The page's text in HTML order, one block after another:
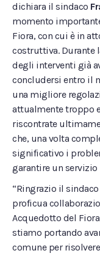
dichiara il sindaco
momento
Fiora, con cui è in
costruttiva. Durante
degli interventi già
concludersi entro il
una migliore
attualmente troppo
riscontrate
che, una volta
significativo i
garantire un
“Ringrazio il
proficua
Acquedotto del Fiora
stiamo portando
comune per